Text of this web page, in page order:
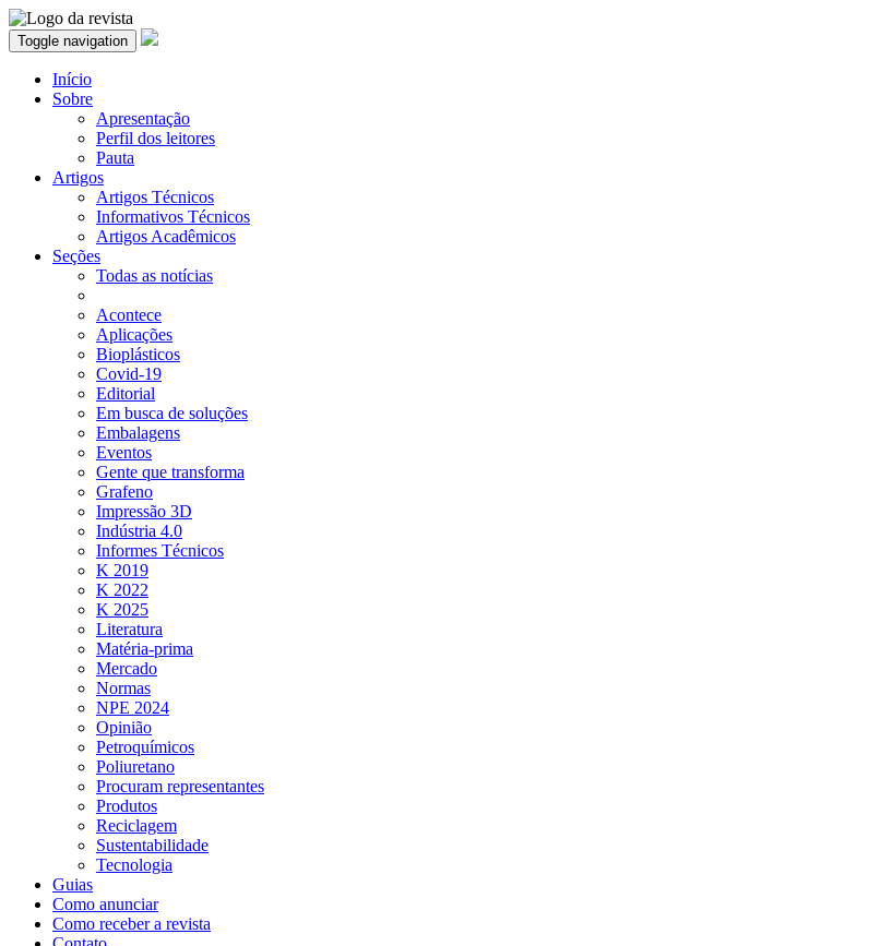
Toggle navigation
Início
Sobre
Apresentação
Perfil dos leitores
Pauta
Artigos
Artigos Técnicos
Informativos Técnicos
Artigos Acadêmicos
Seções
Todas as notícias
Acontece
Aplicações
Bioplásticos
Covid-19
Editorial
Em busca de soluções
Embalagens
Eventos
Gente que transforma
Grafeno
Impressão 3D
Indústria 4.0
Informes Técnicos
K 2019
K 2022
K 2025
Literatura
Matéria-prima
Mercado
Normas
NPE 2024
Opinião
Petroquímicos
Poliuretano
Procuram representantes
Produtos
Reciclagem
Sustentabilidade
Tecnologia
Guias
Como anunciar
Como receber a revista